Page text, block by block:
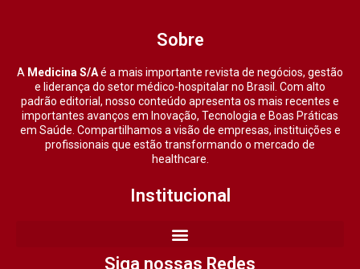
Sobre
A Medicina S/Aé a mais importante revista de negócios, gestão
e liderança do setor médico-hospitalar no Brasil. Com alto
padrão editorial, nosso conteúdo apresenta os mais recentes e
importantes avanços em Inovação, Tecnologia e Boas Práticas
em Saúde. Compartilhamos a visão de empresas, instituições e
profissionais que estão transformando o mercado de
healthcare.
Institucional
Siga nossas Redes